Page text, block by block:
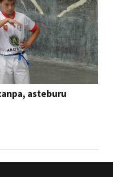
asteburu